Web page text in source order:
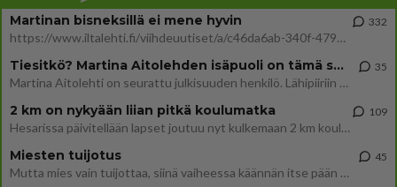
Martinan bisneksillä ei mene hyvin
https://www.iltalehti.fi/viihdeuutiset/a/c46da6ab-340f-4790-aaa7-0865eed2336 Yrityksen konkurssihakemus on tullut kärä
332
Tiesitkö? Martina Aitolehden isäpuoli on tämä suosittu laulaja
Martina Aitolehti on seurattu julkisuuden henkilö. Lähipiiriin mahtuu muitakin tunnettuja henkilöitä. Tiesitkö, että Ma
35
2 km on nykyään liian pitkä koulumatka
Hesarissa päivitellään lapset joutuu nyt kulkemaan 2 km kouluun jösses. Ruostefillarilla tuo matka menee vaikka miten äk
109
Miesten tuijotus
Mutta mies vain tuijottaa, siinä vaiheessa käännän itse pään pois. Mikä juttu? Yleensä jos joku tuijottaa tai katsoo, hä
45